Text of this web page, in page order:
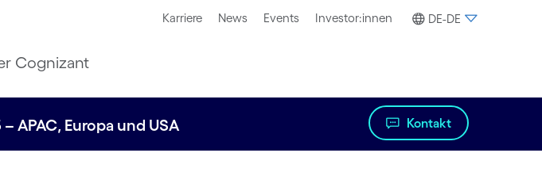
Karriere News Events Investor:innen DE-DE
Cognizant
APAC, Europa und USA Kontakt